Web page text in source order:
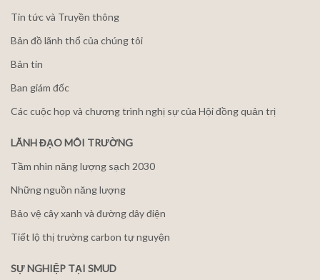
Tin tức và Truyền thông
Bản đồ lãnh thổ của chúng tôi
Bản tin
Ban giám đốc
Các cuộc họp và chương trình nghị sự của Hội đồng quản trị
LÃNH ĐẠO MÔI TRƯỜNG
Tầm nhìn năng lượng sạch 2030
Những nguồn năng lượng
Bảo vệ cây xanh và đường dây điện
Tiết lộ thị trường carbon tự nguyện
SỰ NGHIỆP TẠI SMUD